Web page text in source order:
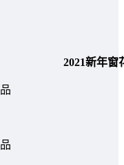
2021新年窗